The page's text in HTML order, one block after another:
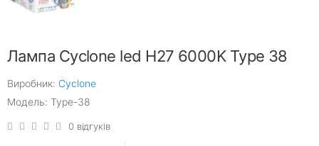
Лампа Cyclone led H27 6000K Type 38
Виробник: Cyclone
Модель: Type-38
0 відгуків